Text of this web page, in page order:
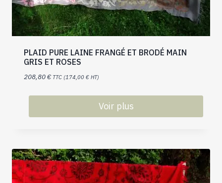
PLAID PURE LAINE FRANGÉ ET BRODÉ MAIN
GRIS ET ROSES
208,80€ TTC (174,00 € HT)
Voir plus